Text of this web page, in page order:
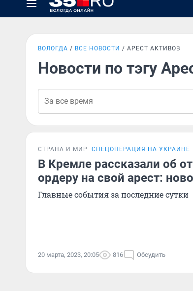
ВОЛОГДА ВСЕ НОВОСТИ АРЕСТ АКТИВОВ
Новости по тэгу
СТРАНА И МИР СПЕЦОПЕРАЦИЯ НА УКРАИНЕ
В Кремле рассказали об
ордеру на свой арест:
Главные события за последние сутки
20 марта, 2023, 20:05 816 Обсудить